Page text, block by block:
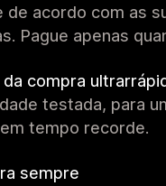
de acordo com as
Pague apenas
da compra
testada, para
tempo recorde.
sempre